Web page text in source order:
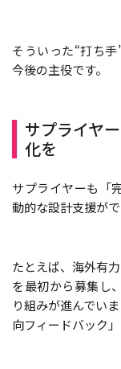
そういった“打ち手
今後の主役です。
サプライヤ
化を
サプライヤーも「
動的な設計支援が
たとえば、海外有
を最初から募集し
り組みが進んでい
向フィードバック